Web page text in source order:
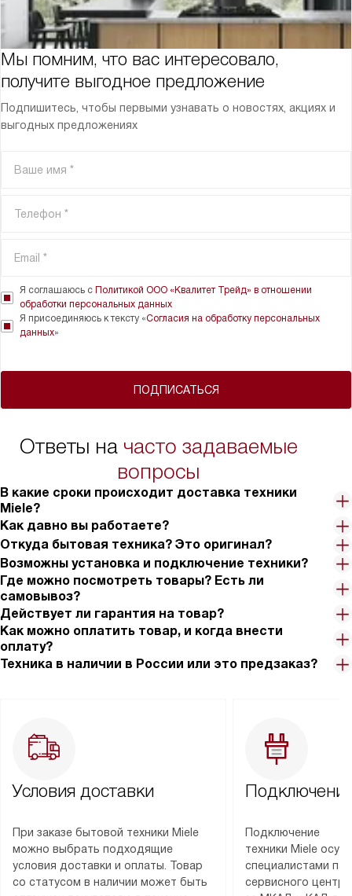
Мы помним, что вас интересовало,
получите выгодное предложение
Подпишитесь, чтобы первыми узнавать о новостях, акциях и
выгодных предложениях
ПОДПИСАТЬСЯ
Я соглашаюсь с Политикой ООО «Квалитет Трейд» в отношении
обработки персональных данных
Я присоединяюсь к тексту «Согласия на обработку персональных
данных»
Ответы на часто задаваемые
вопросы
В какие сроки происходит доставка техники
Miele?
Как давно вы работаете?
Откуда бытовая техника? Это оригинал?
Возможны установка и подключение техники?
Где можно посмотреть товары? Есть ли
самовывоз?
Действует ли гарантия на товар?
Как можно оплатить товар, и когда внести
оплату?
Техника в наличии в России или это предзаказ?
Условия доставки
При заказе бытовой техники Miele
можно выбрать подходящие
условия доставки и оплаты. Товар
со статусом в наличии может быть
Подключение
техники Miele
специалистами
сервисного